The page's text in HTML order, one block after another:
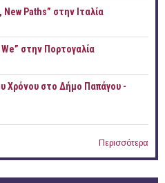
Paths” στην Ιταλία
στην Πορτογαλία
Χρόνου στο Δήμο Παπάγου -
Περισσότερα